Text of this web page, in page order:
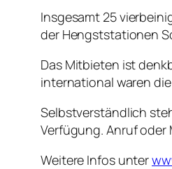
Insgesamt 25
der Hengststationen
Das Mitbieten ist
international waren
Selbstverständlich
Verfügung. Anruf oder
Weitere Infos unter